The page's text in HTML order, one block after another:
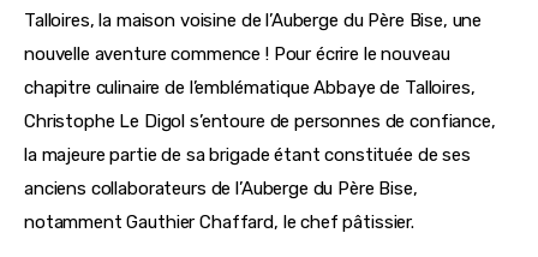
Talloires, la maison voisine de l’Auberge du Père Bise, une
nouvelle aventure commence ! Pour écrire le nouveau
chapitre culinaire de l’emblématique Abbaye de Talloires,
Christophe Le Digol s’entoure de personnes de confiance,
la majeure partie de sa brigade étant constituée de ses
anciens collaborateurs de l’Auberge du Père Bise,
notamment Gauthier Chaffard, le chef pâtissier.